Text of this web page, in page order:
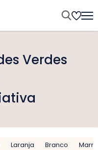
Verdes
Laranja Branco